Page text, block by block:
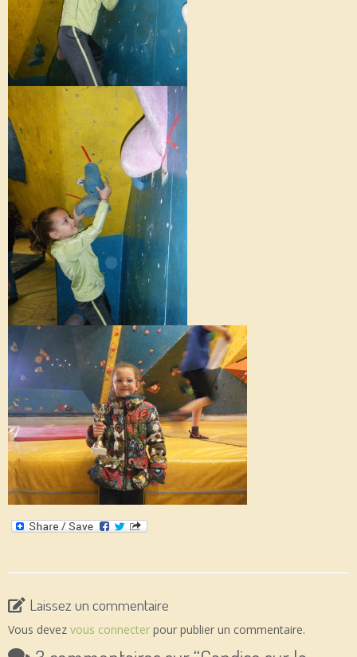
Laissez un commentaire
Vous devez vous connecter pour publier un commentaire.